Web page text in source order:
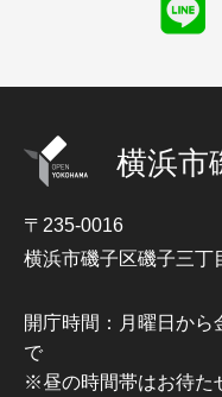
横浜市
〒235-0016
横浜市磯子区磯子三丁
開庁時間：月曜日から
で
※昼の時間帯はお待た